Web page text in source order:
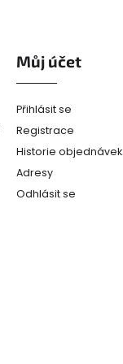
Můj účet
Přihlásit se
Registrace
Historie objednávek
Adresy
Odhlásit se